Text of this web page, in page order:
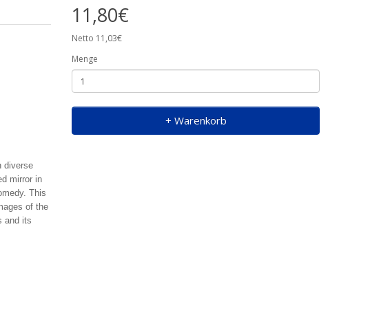
diverse
mirror in
This
of the
and its
11,80€
Netto 11,03€
Menge
+ Warenkorb